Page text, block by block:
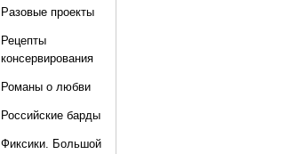
Разовые проекты
Рецепты
консервирования
Романы о любви
Российские барды
Фиксики. Большой